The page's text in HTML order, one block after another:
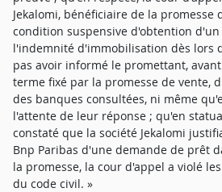
Jekalomi, bénéficiaire de la promesse
condition suspensive d'obtention
l'indemnité d'immobilisation dès lors
pas avoir informé le promettant,
terme fixé par la promesse de vente,
des banques consultées, ni même
l'attente de leur réponse ; qu'en
constaté que la société Jekalomi
Bnp Paribas d'une demande de prêt
la promesse, la cour d'appel a violé
du code civil. »